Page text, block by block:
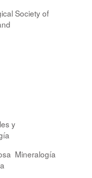
Society of
y
Mineralogía